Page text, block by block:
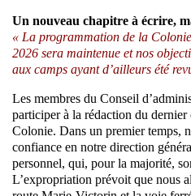
Un nouveau chapitre à écrire,
« La programmation de la
2026 sera maintenue et nos
aux camps ayant d’ailleurs été
Les membres du Conseil
participer à la rédaction du
Colonie. Dans un premier temps,
confiance en notre direction
personnel, qui, pour la majorité,
L’expropriation prévoit que nous